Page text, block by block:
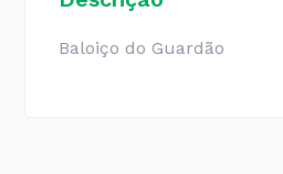
Baloiço do Guardão